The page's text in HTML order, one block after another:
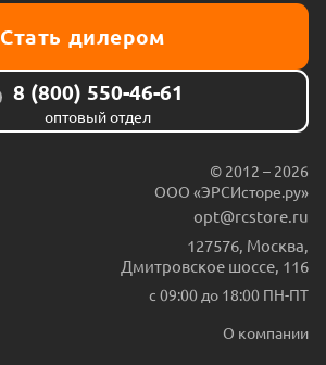
Стать дилером
8 (800) 550-46-61
оптовый отдел
© 2012 – 2026
ООО «ЭРСИсторе.ру»
opt@rcstore.ru
127576 Москва
Дмитровское шоссе, 116
с 09:00 до 18:00 ПН-ПТ
О компании